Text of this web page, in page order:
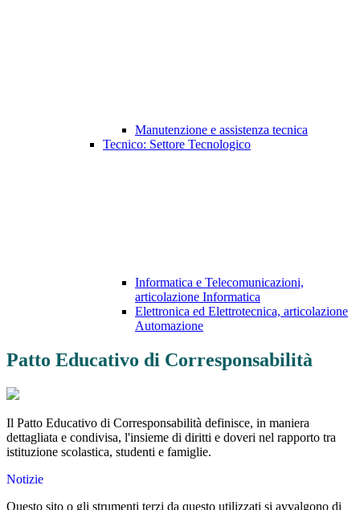
Manutenzione e assistenza tecnica
Tecnico: Settore Tecnologico
Informatica e Telecomunicazioni,
articolazione Informatica
Elettronica ed Elettrotecnica, articolazione
Automazione
Patto Educativo di Corresponsabilità
Il Patto Educativo di Corresponsabilità definisce, in maniera
dettagliata e condivisa, l'insieme di diritti e doveri nel rapporto tra
istituzione scolastica, studenti e famiglie.
Notizie
Questo sito o gli strumenti terzi da questo utilizzati si avvalgono di